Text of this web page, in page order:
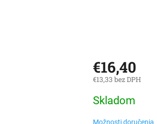
€16,40
€13,33 bez DPH
cena:
Skladom
Možnosti doručenia